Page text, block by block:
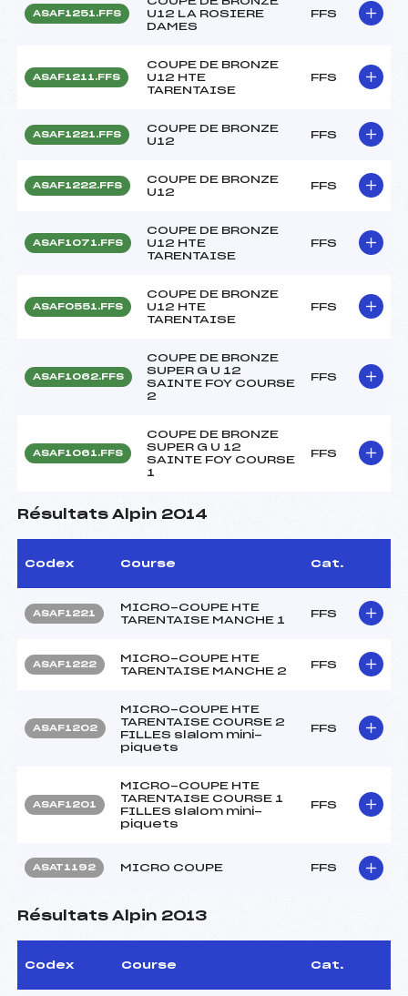
ASAF1251.FFS
U12 LA ROSIERE
DAMES
FFS
ASAF1211.FFS
COUPE DE BRONZE
U12 HTE
TARENTAISE
FFS
ASAF1221.FFS
COUPE DE BRONZE
U12
FFS
ASAF1222.FFS
COUPE DE BRONZE
U12
FFS
ASAF1071.FFS
COUPE DE BRONZE
U12 HTE
TARENTAISE
FFS
ASAF0551.FFS
COUPE DE BRONZE
U12 HTE
TARENTAISE
FFS
ASAF1062.FFS
COUPE DE BRONZE
SUPER G U 12
SAINTE FOY COURSE
2
FFS
ASAF1061.FFS
COUPE DE BRONZE
SUPER G U 12
SAINTE FOY COURSE
1
FFS
Résultats Alpin 2014
Codex Course Cat.
ASAF1221
MICRO-COUPE HTE
TARENTAISE MANCHE 1
FFS
ASAF1222
MICRO-COUPE HTE
TARENTAISE MANCHE 2
FFS
ASAF1202
MICRO-COUPE HTE
TARENTAISE COURSE 2
FILLES slalom mini-
piquets
FFS
ASAF1201
MICRO-COUPE HTE
TARENTAISE COURSE 1
FILLES slalom mini-
piquets
FFS
ASAT1192 MICRO COUPE FFS
Résultats Alpin 2013
Codex Course Cat.